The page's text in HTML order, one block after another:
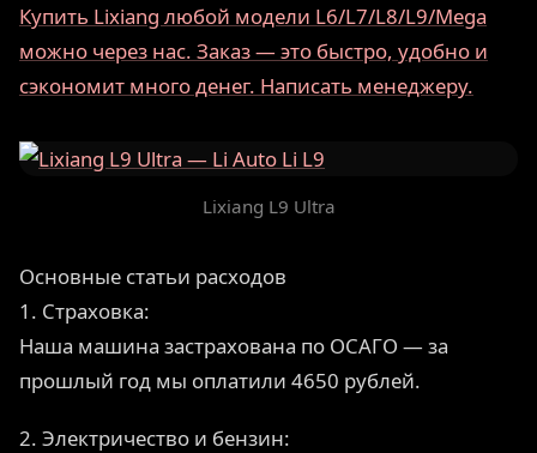
Купить Lixiang любой модели L6/L7/L8/L9/Mega
можно через нас. Заказ — это быстро, удобно и
сэкономит много денег. Написать менеджеру.
Lixiang L9 Ultra
Основные статьи расходов
1. Страховка:
Наша машина застрахована по ОСАГО — за
прошлый год мы оплатили 4650 рублей.
2. Электричество и бензин: